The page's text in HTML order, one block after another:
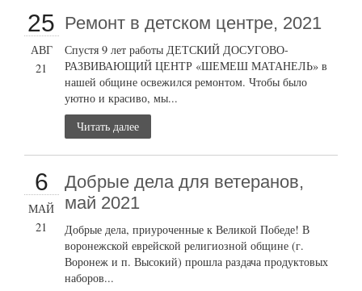
25
АВГ
21
Ремонт в детском центре, 2021
Спустя 9 лет работы ДЕТСКИЙ ДОСУГОВО-
РАЗВИВАЮЩИЙ ЦЕНТР «ШЕМЕШ МАТАНЕЛЬ» в
нашей общине освежился ремонтом. Чтобы было
уютно и красиво, мы...
Читать далее
6
МАЙ
21
Добрые дела для ветеранов,
май 2021
Добрые дела, приуроченные к Великой Победе! В
воронежской еврейской религиозной общине (г.
Воронеж и п. Высокий) прошла раздача продуктовых
наборов...